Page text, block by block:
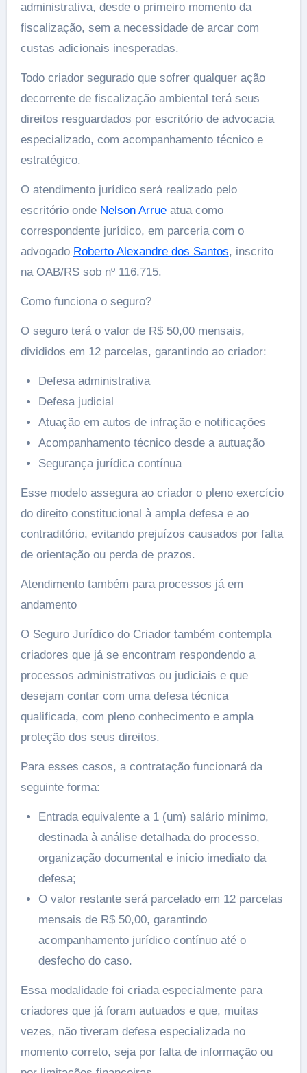
administrativa, desde o primeiro momento da
fiscalização, sem a necessidade de arcar com
custas adicionais inesperadas.
Todo criador segurado que sofrer qualquer ação
decorrente de fiscalização ambiental terá seus
direitos resguardados por escritório de advocacia
especializado, com acompanhamento técnico e
estratégico.
O atendimento jurídico será realizado pelo
escritório onde Nelson Arrueatua como
correspondente jurídico, em parceria com o
advogado Roberto Alexandre dos Santos, inscrito
na OAB/RS sob nº 116.715.
Como funciona o seguro?
O seguro terá o valor de R$ 50,00 mensais,
divididos em 12 parcelas, garantindo ao criador:
Defesa administrativa
Defesa judicial
Atuação em autos de infração e notificações
Acompanhamento técnico desde a autuação
Segurança jurídica contínua
Esse modelo assegura ao criador o pleno exercício
do direito constitucional à ampla defesa e ao
contraditório, evitando prejuízos causados por falta
de orientação ou perda de prazos.
Atendimento também para processos já em
andamento
O Seguro Jurídico do Criador também contempla
criadores que já se encontram respondendo a
processos administrativos ou judiciais e que
desejam contar com uma defesa técnica
qualificada, com pleno conhecimento e ampla
proteção dos seus direitos.
Para esses casos, a contratação funcionará da
seguinte forma:
Entrada equivalente a 1 (um) salário mínimo,
destinada à análise detalhada do processo,
organização documental e início imediato da
defesa;
O valor restante será parcelado em 12 parcelas
mensais de R$ 50,00, garantindo
acompanhamento jurídico contínuo até o
desfecho do caso.
Essa modalidade foi criada especialmente para
criadores que já foram autuados e que, muitas
vezes, não tiveram defesa especializada no
momento correto, seja por falta de informação ou